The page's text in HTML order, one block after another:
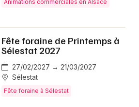
Animations commerciales en Alsace
Fête foraine de Printemps à
Sélestat 2027
27/02/2027 → 21/03/2027
Sélestat
Fête foraine à Sélestat